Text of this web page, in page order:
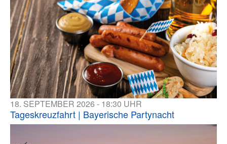
18. SEPTEMBER 2026 - 18:30 UHR
Tageskreuzfahrt | Bayerische Partynacht